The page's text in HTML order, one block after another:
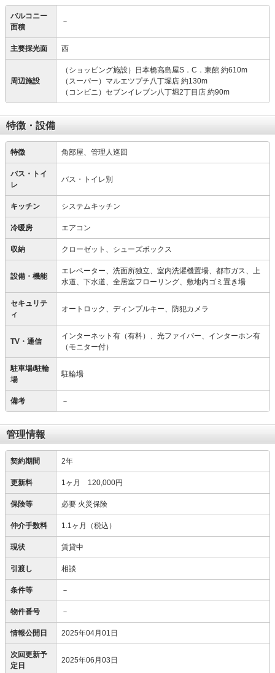
バルコニー
面積
－
主要採光面 西
周辺施設
（ショッピング施設）日本橋高島屋S．C．東館 約610m
（スーパー）マルエツプチ八丁堀店 約130m
（コンビニ）セブンイレブン八丁堀2丁目店 約90m
特徴・設備
特徴 角部屋、管理人巡回
バス・トイ
レ
バス・トイレ別
キッチン システムキッチン
冷暖房 エアコン
収納 クローゼット、シューズボックス
設備・機能
エレベーター、洗面所独立、室内洗濯機置場、都市ガス、上
水道、下水道、全居室フローリング、敷地内ゴミ置き場
セキュリテ
ィ
オートロック、ディンプルキー、防犯カメラ
TV・通信
インターネット有（有料）、光ファイバー、インターホン有
（モニター付）
駐車場/駐輪
場
駐輪場
備考 －
管理情報
契約期間 2年
更新料 1ヶ月 120,000円
保険等 必要 火災保険
仲介手数料 1.1ヶ月（税込）
現状 賃貸中
引渡し 相談
条件等 －
物件番号 －
情報公開日 2025年04月01日
次回更新予
定日
2025年06月03日